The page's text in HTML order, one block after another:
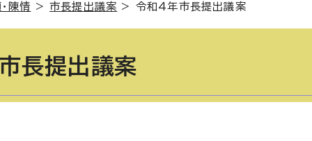
陳情 >市長提出議案 > 令和4年市長提出議案
長提出議案